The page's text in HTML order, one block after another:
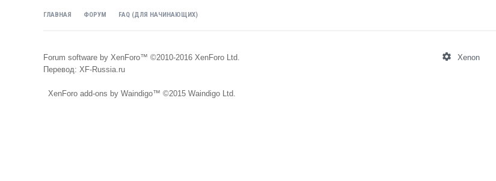
ГЛАВНАЯ ФОРУМ FAQ (ДЛЯ НАЧИНАЮЩИХ)
Forum software by XenForo™ ©2010-2016 XenForo Ltd.
Перевод: XF-Russia.ru
XenForo add-ons by Waindigo™ ©2015 Waindigo Ltd.
Xenon